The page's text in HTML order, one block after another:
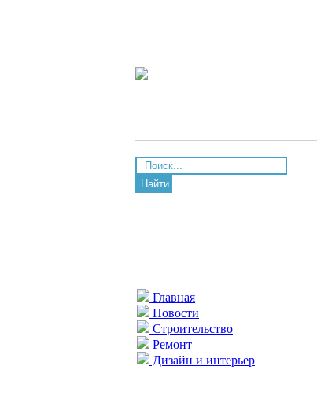
Найти
Главная
Новости
Строительство
Ремонт
Дизайн и интерьер